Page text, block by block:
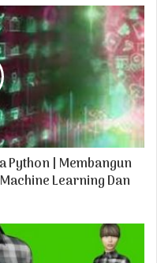
Python | Membangun
Learning Dan